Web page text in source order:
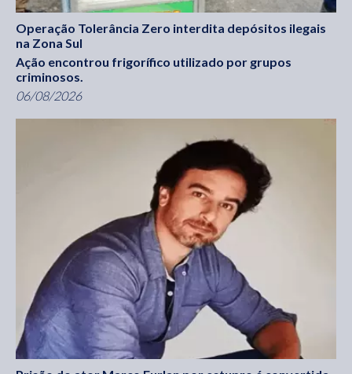
Operação Tolerância Zero interdita depósitos ilegais
na Zona Sul
Ação encontrou frigorífico utilizado por grupos
criminosos.
06/08/2026